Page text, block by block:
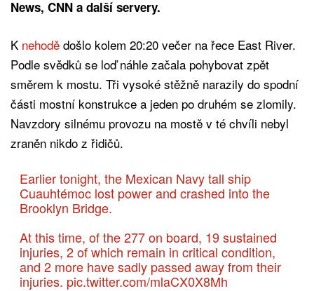
News, CNN a další servery.
K nehodě došlo kolem 20:20 večer na řece East River.
Podle svědků se loď náhle začala pohybovat zpět
směrem k mostu. Tři vysoké stěžně narazily do spodní
části mostní konstrukce a jeden po druhém se zlomily.
Navzdory silnému provozu na mostě v té chvíli nebyl
zraněn nikdo z řidičů.
Earlier tonight, the Mexican Navy tall ship
Cuauhtémoc lost power and crashed into the
Brooklyn Bridge.
At this time, of the 277 on board, 19 sustained
injuries, 2 of which remain in critical condition,
and 2 more have sadly passed away from their
injuries. pic.twitter.com/mlaCX0X8Mh